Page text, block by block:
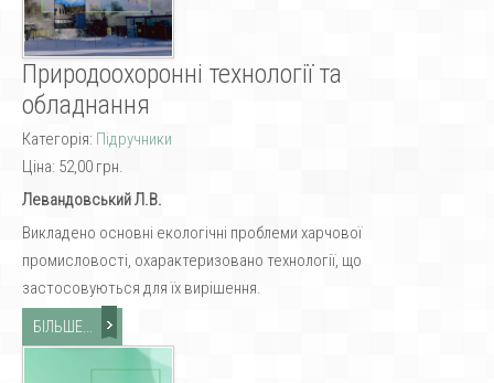
Природоохоронні технології та
обладнання
Категорія: Підручники
Ціна: 52,00 грн.
Левандовський Л.В.
Викладено основні екологічні проблеми харчової
промисловості, охарактеризовано технології, що
застосовуються для їх вирішення.
БІЛЬШЕ...